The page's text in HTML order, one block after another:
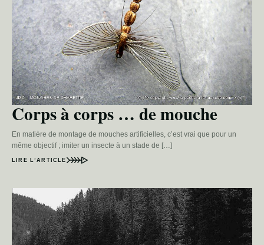
Corps à corps … de mouche
En matière de montage de mouches artificielles, c’est vrai que pour un
même objectif ; imiter un insecte à un stade de […]
LIRE L’ARTICLE